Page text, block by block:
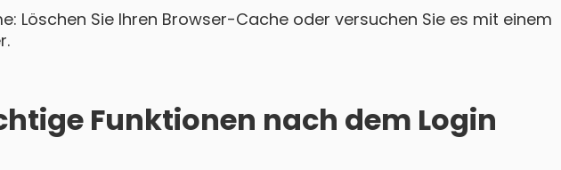
Löschen Sie Ihren Browser-Cache oder versuchen Sie es mit einem
Funktionen nach dem Login